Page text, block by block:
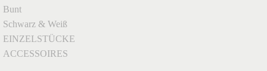
Bunt
Schwarz & Weiß
EINZELSTÜCKE
ACCESSOIRES